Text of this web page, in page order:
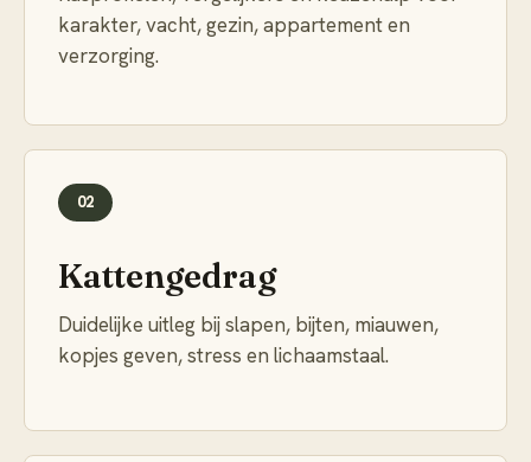
karakter, vacht, gezin, appartement en
verzorging.
02
Kattengedrag
Duidelijke uitleg bij slapen, bijten, miauwen,
kopjes geven, stress en lichaamstaal.